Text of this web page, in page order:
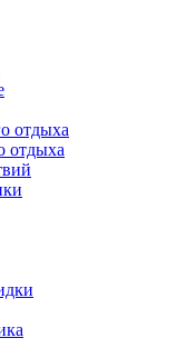
отдыха
отдыха